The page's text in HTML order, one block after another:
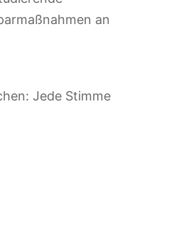
an
Jede Stimme